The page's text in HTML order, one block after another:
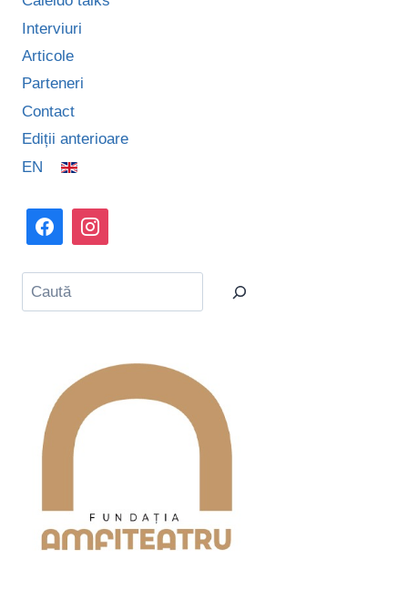
Interviuri
Articole
Parteneri
Contact
Ediții anterioare
EN
Caută